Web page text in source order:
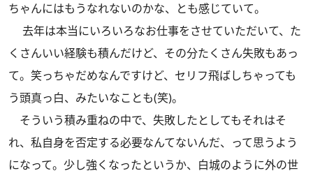
ちゃんにはもうなれないのかな、とも感じていて。
去年は本当にいろいろなお仕事をさせていただいて、た
くさんいい経験も積んだけど、その分たくさん失敗もあっ
て。笑っちゃだめなんですけど、セリフ飛ばしちゃっても
う頭真っ白、みたいなことも(笑)。
そういう積み重ねの中で、失敗したとしてもそれはそ
れ、私自身を否定する必要なんてないんだ、って思うよう
になって。少し強くなったというか、白城のように外の世